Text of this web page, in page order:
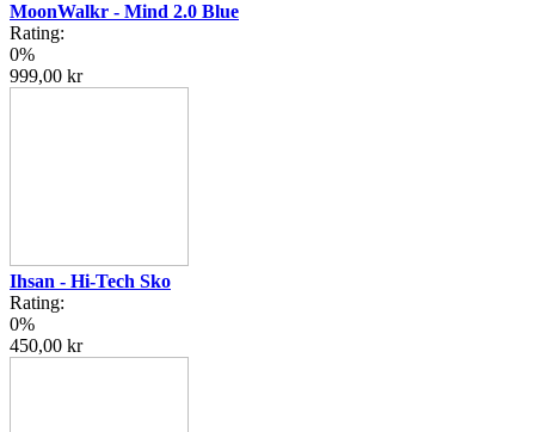
MoonWalkr - Mind 2.0 Blue
Rating:
0%
999,00 kr
Ihsan - Hi-Tech Sko
Rating:
0%
450,00 kr